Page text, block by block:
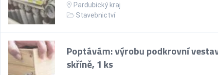
Pardubický kraj
Stavebnictví
Poptávám: výrobu podkrovní
skříně, 1 ks